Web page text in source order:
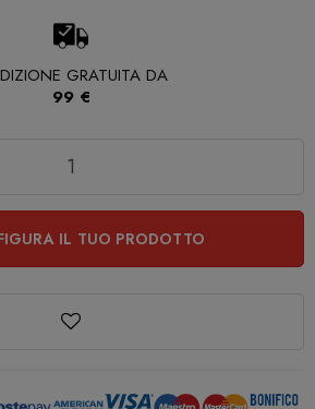
GRATUITA DA
99 €
IL TUO PRODOTTO